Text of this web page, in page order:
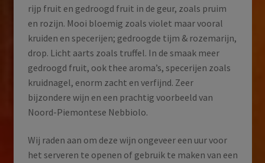
rijp fruit en gedroogd fruit in de geur, zoals pruim
en rozijn. Mooi bloemig zoals violet maar vooral
kruiden en specerijen; gedroogde tijm & rozemarijn,
drop. Licht aarts zoals truffel. In de smaak meer
gedroogd fruit, ook thee aroma’s, specerijen zoals
kruidnagel, enorm zacht en verfijnd. Zeer
bijzondere wijn en een prachtig voorbeeld van
Noord-Piemontese Nebbiolo.
Wij raden aan om deze wijn ongeveer een uur voor
het serveren te openen of gebruik te maken van een